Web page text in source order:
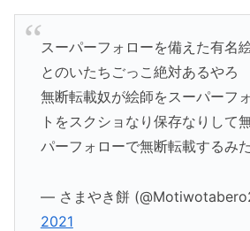
スーパーフォローを備えた有名
とのいたちごっこ絶対あるやろ
無断転載奴が絵師をスーパーフ
トをスクショなり保存なりして
パーフォローで無断転載するみた
— さまやき餅
2021